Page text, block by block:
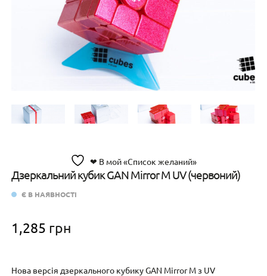
❤ В мой «Список желаний»
Дзеркальний кубик GAN Mirror M UV (червоний)
Є В НАЯВНОСТІ
1,285 грн
Нова версія дзеркального кубику GAN Mirror M з UV